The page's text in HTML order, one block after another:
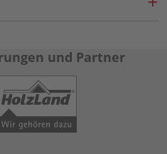
und Partner